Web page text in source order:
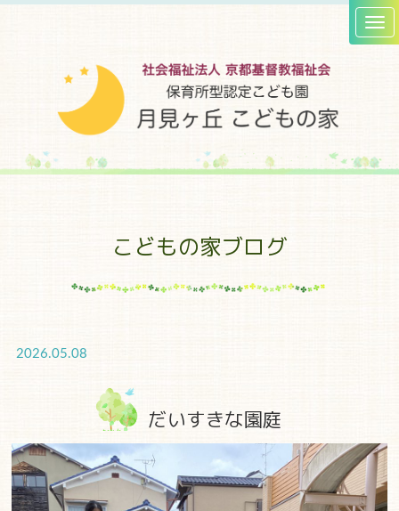
こどもの家ブログ
2026.05.08
だいすきな園庭